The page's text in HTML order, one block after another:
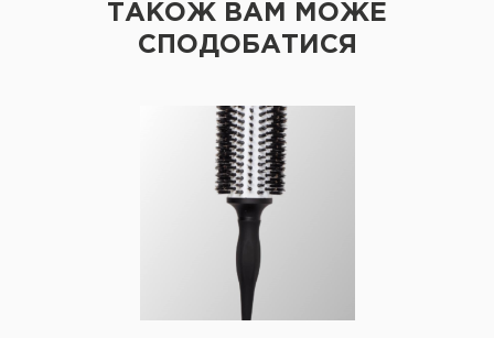
ТАКОЖ ВАМ МОЖЕ
СПОДОБАТИСЯ